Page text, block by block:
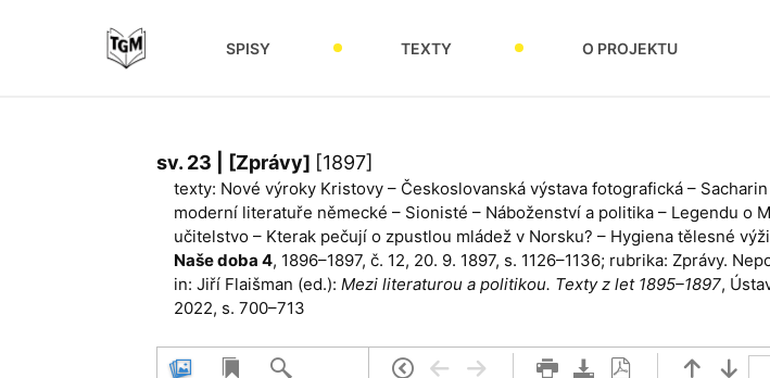
SPISY TEXTY O PROJEKTU
sv. 23 | [Zprávy] [1897]
texty: Nové výroky Kristovy – Českoslovanská výstava fotografická –
moderní literatuře německé – Sionisté – Náboženství a politika – Legendu o
učitelstvo – Kterak pečují o zpustlou mládež v Norsku? – Hygiena tělesné
Naše doba 4, 1896–1897, č. 12, 20. 9. 1897, s. 1126–1136; rubrika: Zprávy.
in: Jiří Flaišman (ed.): Mezi literaturou a politikou. Texty z let 1895–1897,
2022, s. 700–713